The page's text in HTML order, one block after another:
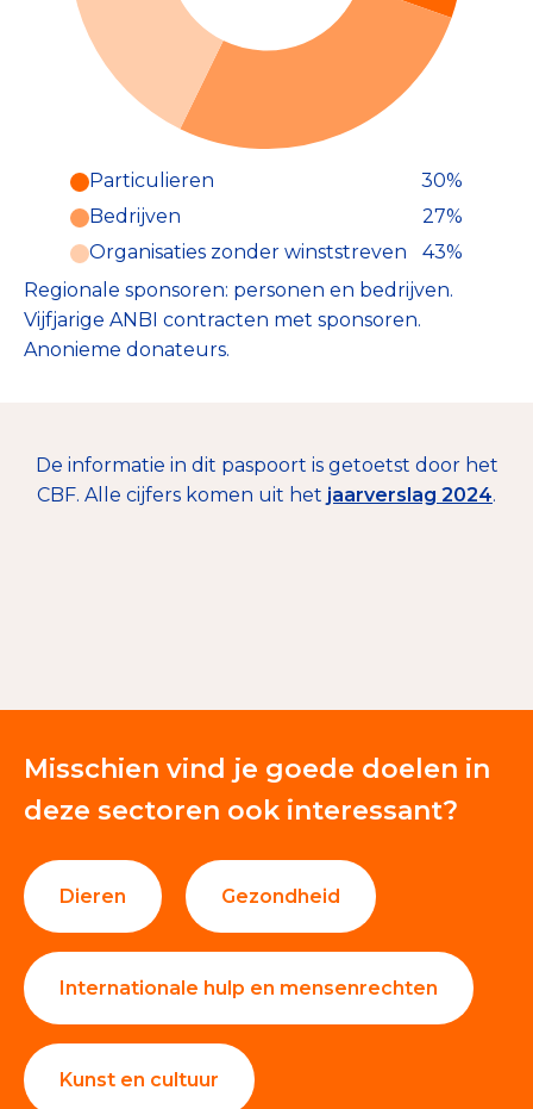
Particulieren (30%)
Deze inkomsten zijn als volgt
onderverdeeld:
Particulieren
30%
Bedrijven
27%
Organisaties zonder winststreven
43%
Regionale sponsoren: personen en bedrijven.
Vijfjarige ANBI contracten met sponsoren.
Anonieme donateurs.
De informatie in dit paspoort is getoetst door het
CBF. Alle cijfers komen uit het jaarverslag 2024.
Misschien vind je goede doelen in
deze sectoren ook interessant?
Dieren Gezondheid
Internationale hulp en mensenrechten
Kunst en cultuur